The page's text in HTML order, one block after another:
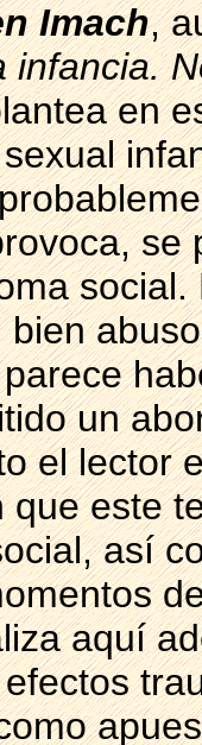
Imach,
infancia.
en
se
un
el lector
que este
así
aquí